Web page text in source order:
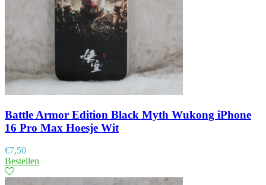
Battle Armor Edition Black Myth Wukong iPhone
16 Pro Max Hoesje Wit
€7,50
Bestellen